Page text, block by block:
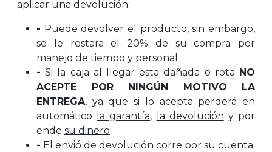
aplicar una devolución:
- Puede devolver el producto, sin embargo,
se le restara el 20% de su compra por
manejo de tiempo y personal
- Si la caja al llegar esta dañada o rota NO
ACEPTE POR NINGÚN MOTIVO LA
ENTREGA, ya que si lo acepta perderá en
automático
la garantía, la devolución y por
ende su dinero
- El envió de devolución corre por su cuenta